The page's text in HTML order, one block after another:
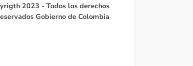
2023 - Todos los derechos
Gobierno de Colombia